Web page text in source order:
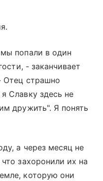
попали в один
- заканчивает
Отец страшно
Славку здесь не
дружить". Я понять
а через месяц не
захоронили их на
которую они